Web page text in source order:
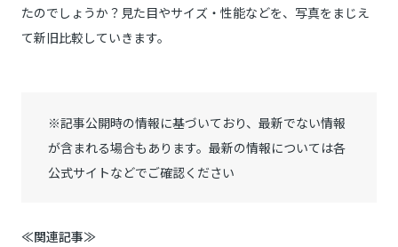
たのでしょうか？見た目やサイズ・性能などを、写真をまじえ
て新旧比較していきます。
※記事公開時の情報に基づいており、最新でない情報
が含まれる場合もあります。最新の情報については各
公式サイトなどでご確認ください
≪関連記事≫